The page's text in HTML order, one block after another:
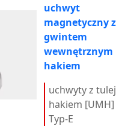
uchwyt
magnetyczny z
gwintem
wewnętrznym
hakiem
uchwyty z
hakiem [UMH]
Typ-E